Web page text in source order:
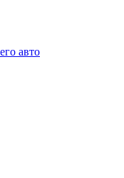
авто